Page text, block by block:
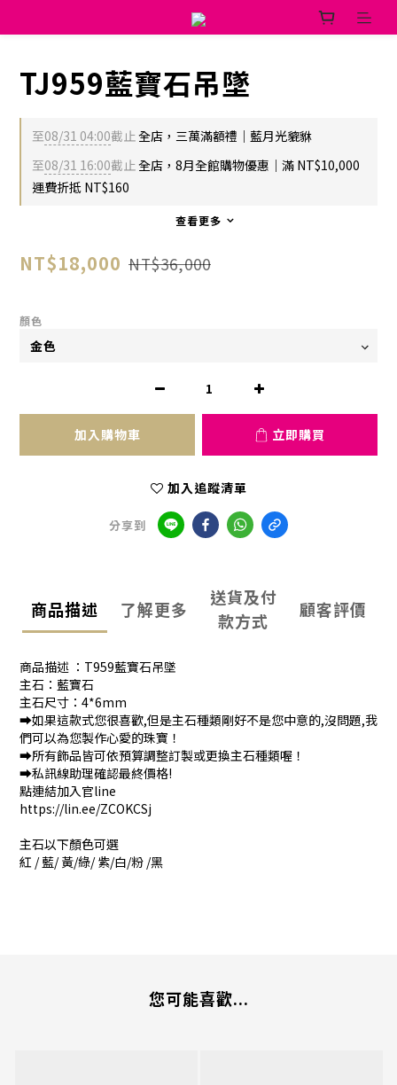
TJ959藍寶石吊墜
至08/31 04:00截止全店，三萬滿額禮｜藍月光貔貅
至08/31 16:00截止全店，8月全館購物優惠｜滿 NT$10,000
運費折抵 NT$160
查看更多
NT$18,000 NT$36,000
顏色
加入購物車 立即購買
加入追蹤清單
分享到
商品描述 了解更多
送貨及付
款方式
顧客評價
商品描述 ：T959藍寶石吊墜
主石：藍寶石
主石尺寸：4*6mm
➡️如果這款式您很喜歡,但是主石種類剛好不是您中意的,沒問題,我
們可以為您製作心愛的珠寶！
➡️所有飾品皆可依預算調整訂製或更換主石種類喔！
➡️私訊線助理確認最終價格!
點連結加入官line
https://lin.ee/ZCOKCSj
主石以下顏色可選
紅 / 藍/ 黃/綠/ 紫/白/粉 /黑
您可能喜歡...